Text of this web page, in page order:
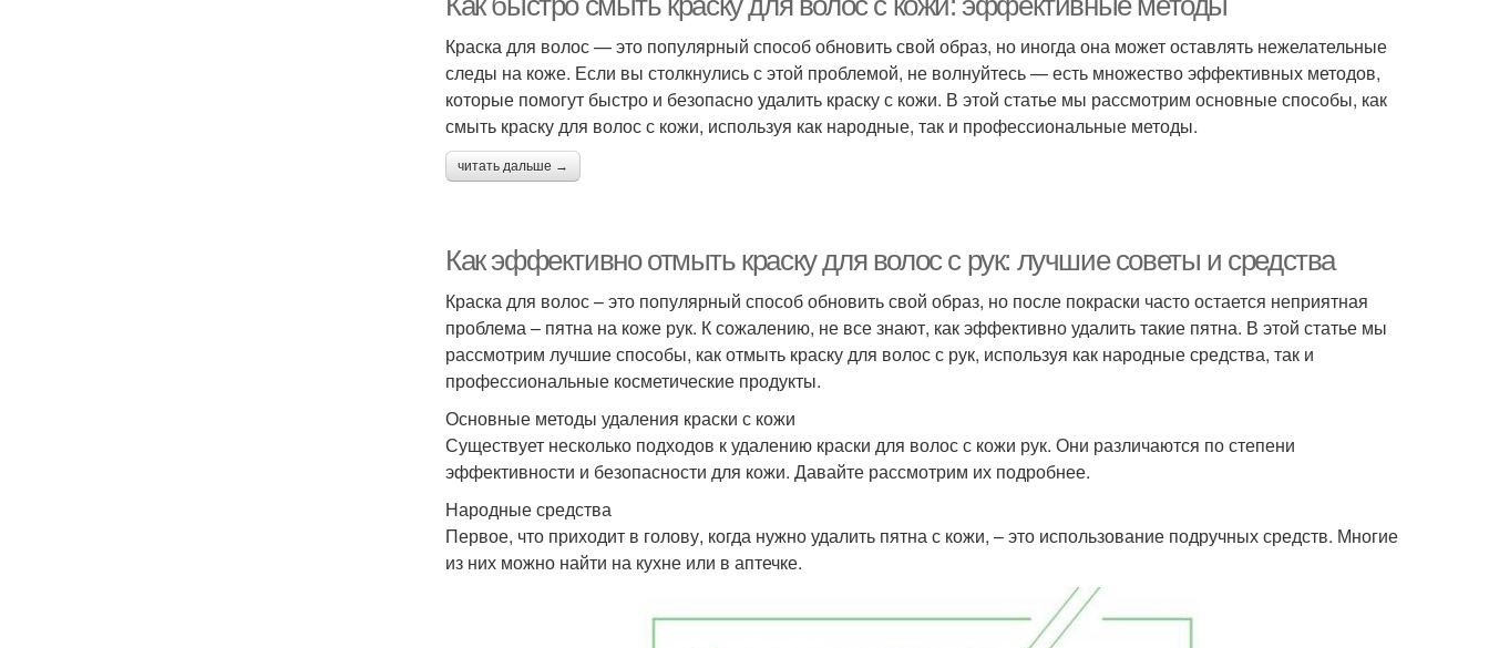
Краска для волос — это популярный способ обновить свой образ, но иногда она может оставлять нежелательные
следы на коже. Если вы столкнулись с этой проблемой, не волнуйтесь — есть множество эффективных методов,
которые помогут быстро и безопасно удалить краску с кожи. В этой статье мы рассмотрим основные способы, как
смыть краску для волос с кожи, используя как народные, так и профессиональные методы.
читать дальше →
Как эффективно отмыть краску для волос с рук: лучшие советы и средства
Краска для волос – это популярный способ обновить свой образ, но после покраски часто остается неприятная
проблема – пятна на коже рук. К сожалению, не все знают, как эффективно удалить такие пятна. В этой статье мы
рассмотрим лучшие способы, как отмыть краску для волос с рук, используя как народные средства, так и
профессиональные косметические продукты.
Основные методы удаления краски с кожи
Существует несколько подходов к удалению краски для волос с кожи рук. Они различаются по степени
эффективности и безопасности для кожи. Давайте рассмотрим их подробнее.
Народные средства
Первое, что приходит в голову, когда нужно удалить пятна с кожи, – это использование подручных средств. Многие
из них можно найти на кухне или в аптечке.